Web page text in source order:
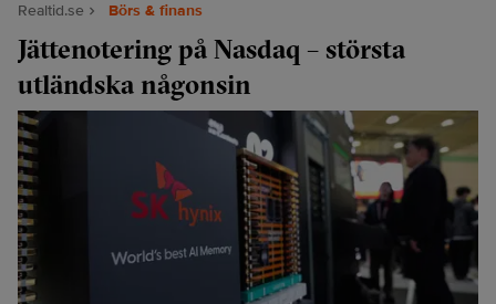
Realtid.se Börs & finans
Jättenotering på Nasdaq – största
utländska någonsin